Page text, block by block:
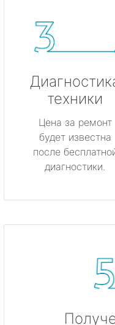
техники
Цена за ремонт
будет известна
после
диагностики.